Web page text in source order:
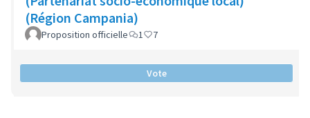
(Région Campania)
Proposition officielle 1 7
Vote